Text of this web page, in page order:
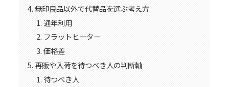
無印良品以外で代替品を選ぶ考え方
通年利用
フラットヒーター
価格差
再販や入荷を待つべき人の判断軸
待つべき人